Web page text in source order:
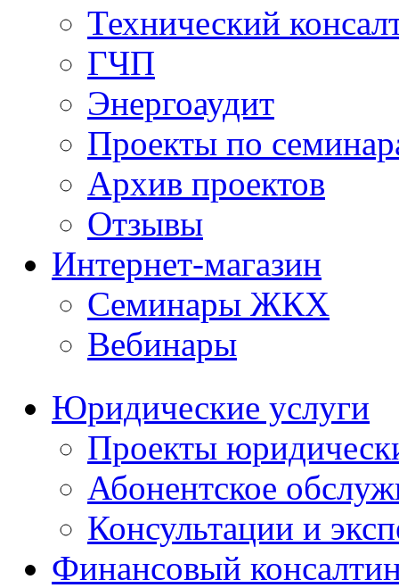
Технический
ГЧП
Энергоаудит
Проекты по
Архив проектов
Отзывы
Интернет-магазин
Семинары ЖКХ
Вебинары
Юридические услуги
Проекты
Абонентское
Консультации и
Финансовый